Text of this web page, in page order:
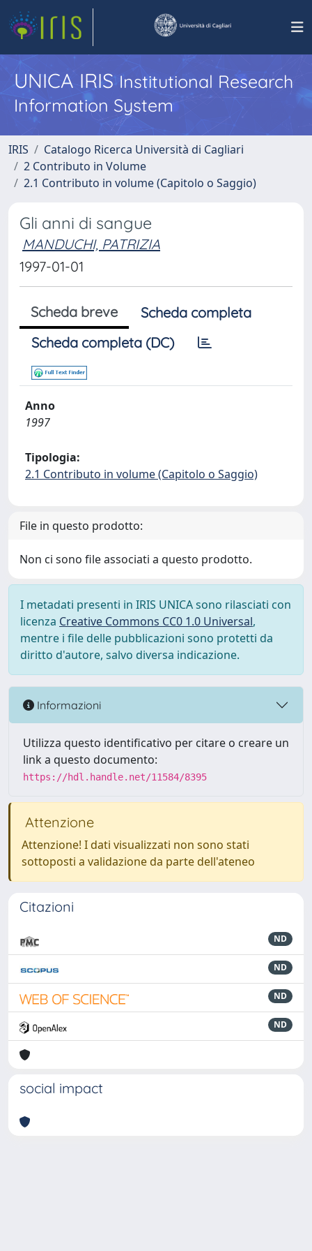
UNICA IRISInstitutional Research
Information System
IRIS
Catalogo Ricerca Università di Cagliari
2 Contributo in Volume
2.1 Contributo in volume (Capitolo o Saggio)
Gli anni di sangue
MANDUCHI, PATRIZIA
1997-01-01
Scheda breve
Scheda completa
Scheda completa (DC)
Anno
1997
Tipologia:
2.1 Contributo in volume (Capitolo o Saggio)
File in questo prodotto:
Non ci sono file associati a questo prodotto.
I metadati presenti in IRIS UNICA sono rilasciati con
licenza Creative Commons CC0 1.0 Universal,
mentre i file delle pubblicazioni sono protetti da
diritto d'autore, salvo diversa indicazione.
Informazioni
Utilizza questo identificativo per citare o creare un
link a questo documento:
https://hdl.handle.net/11584/8395
Attenzione
Attenzione! I dati visualizzati non sono stati
sottoposti a validazione da parte dell'ateneo
Citazioni
ND
ND
ND
ND
social impact